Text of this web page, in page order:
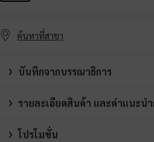
ค้นหาที่สาขา
บันทึกจากบรรณาธิการ
รายละเอียดสินค้า และคำแนะน
โปรโมชั่น